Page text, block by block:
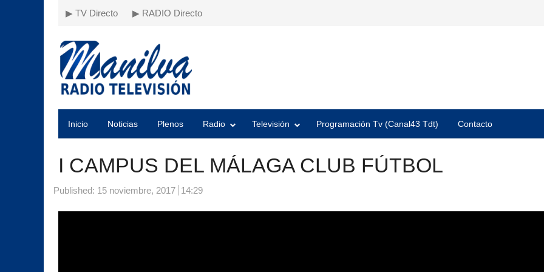
▶ TV Directo ▶ RADIO Directo
Inicio Noticias Plenos Radio Televisión Programación Tv (Canal43 Tdt) Contacto
I CAMPUS DEL MÁLAGA CLUB FÚTBOL
Published: 15 noviembre, 2017 14:29